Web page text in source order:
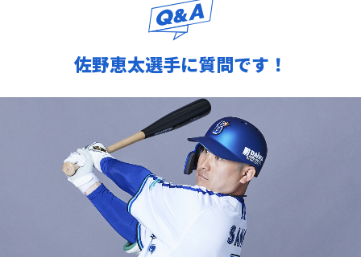
佐野恵太選手に質問です！